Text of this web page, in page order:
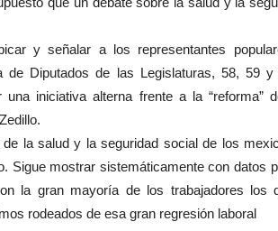
y señalar a los representantes
de Diputados de las Legislaturas, 58, 59
iniciativa alterna frente a la “reforma”
la salud y la seguridad social de los
Sigue mostrar sistemáticamente con datos
la gran mayoría de los trabajadores los
rodeados de esa gran regresión laboral